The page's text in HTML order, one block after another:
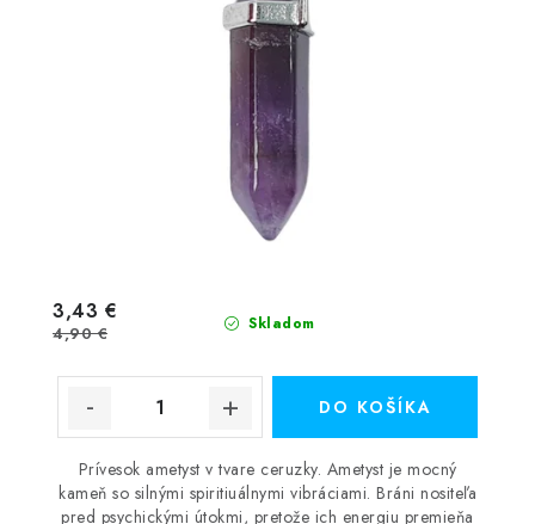
Skladom
3,43 €
4,90 €
DO KOŠÍKA
Prívesok ametyst v tvare ceruzky. Ametyst je mocný
kameň so silnými spiritiuálnymi vibráciami. Bráni nositeľa
pred psychickými útokmi, pretože ich energiu premieňa